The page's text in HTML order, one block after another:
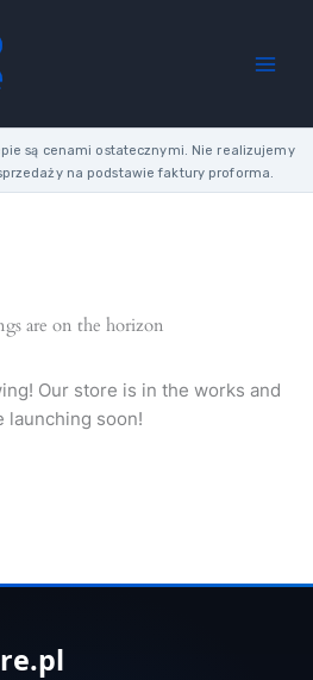
są cenami ostatecznymi. Nie realizujemy
na podstawie faktury proforma.
are on the horizon
Our store is in the works and
launching soon!